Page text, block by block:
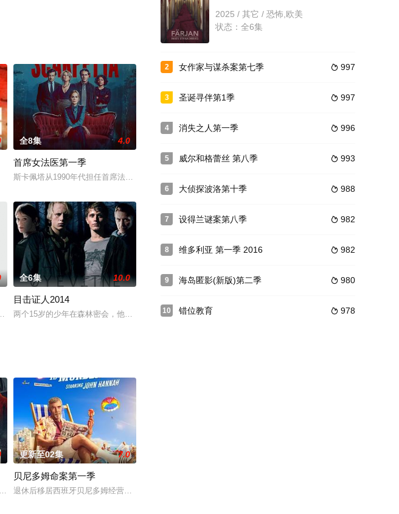
台了解。
她渴望重新获得她的社会地位。
电影，其中许多都是在系列纪录片《五人归来》中探讨的充满画面感和冒犯性的电影。
全8集 4.0
首席女法医第一季
斯卡佩塔从1990年代担任首席法医，到如今返回故乡重拾旧职并调查一起骇人听闻的谋杀案的历程。斯卡佩
所，这家诊所愿意接治任何付钱的病人。在一位心怀不满
搏的故事，同时他还试图找回自己的真实身份。此时，他深陷犯罪、野心和秘密的危险网络之中，
of her actions from last year, DC Lisa
全6集 10.0
目击证人2014
两个15岁的少年在森林密会，他们目击了一场血腥的浴室谋杀，他们不敢透露看到了什么，凶手步步紧逼，他
from prison and returns to London t
更新至02集 7.0
贝尼多姆命案第一季
退休后移居西班牙贝尼多姆经营酒吧的英国前刑警，原以为能过上平静生活。然而，当地接连发生游客离奇
2025 / 其它 / 恐怖,欧美
状态：全6集
2  997
女作家与谋杀案第七季
3  997
圣诞寻伴第1季
4  996
消失之人第一季
5  993
威尔和格蕾丝 第八季
6  988
大侦探波洛第十季
7  982
设得兰谜案第八季
8  982
维多利亚 第一季 2016
9  980
海岛匿影(新版)第二季
10  978
错位教育